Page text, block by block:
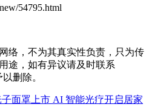
54795.html
络，不为其真实性负责，只为传
途，如有异议请及时联系
删除。
子面罩上市 AI 智能光疗开启居家